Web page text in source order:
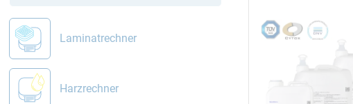
Laminatrechner
Harzrechner